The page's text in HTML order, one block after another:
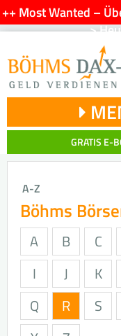
++ Most Wanted –
>
GRATIS E-
A-Z
Böhms
A B C
I
J K
Q
R S